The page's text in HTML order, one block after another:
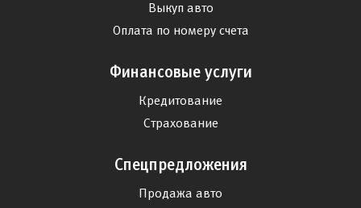
Выкуп авто
Оплата по номеру счета
Финансовые услуги
Кредитование
Страхование
Спецпредложения
Продажа авто